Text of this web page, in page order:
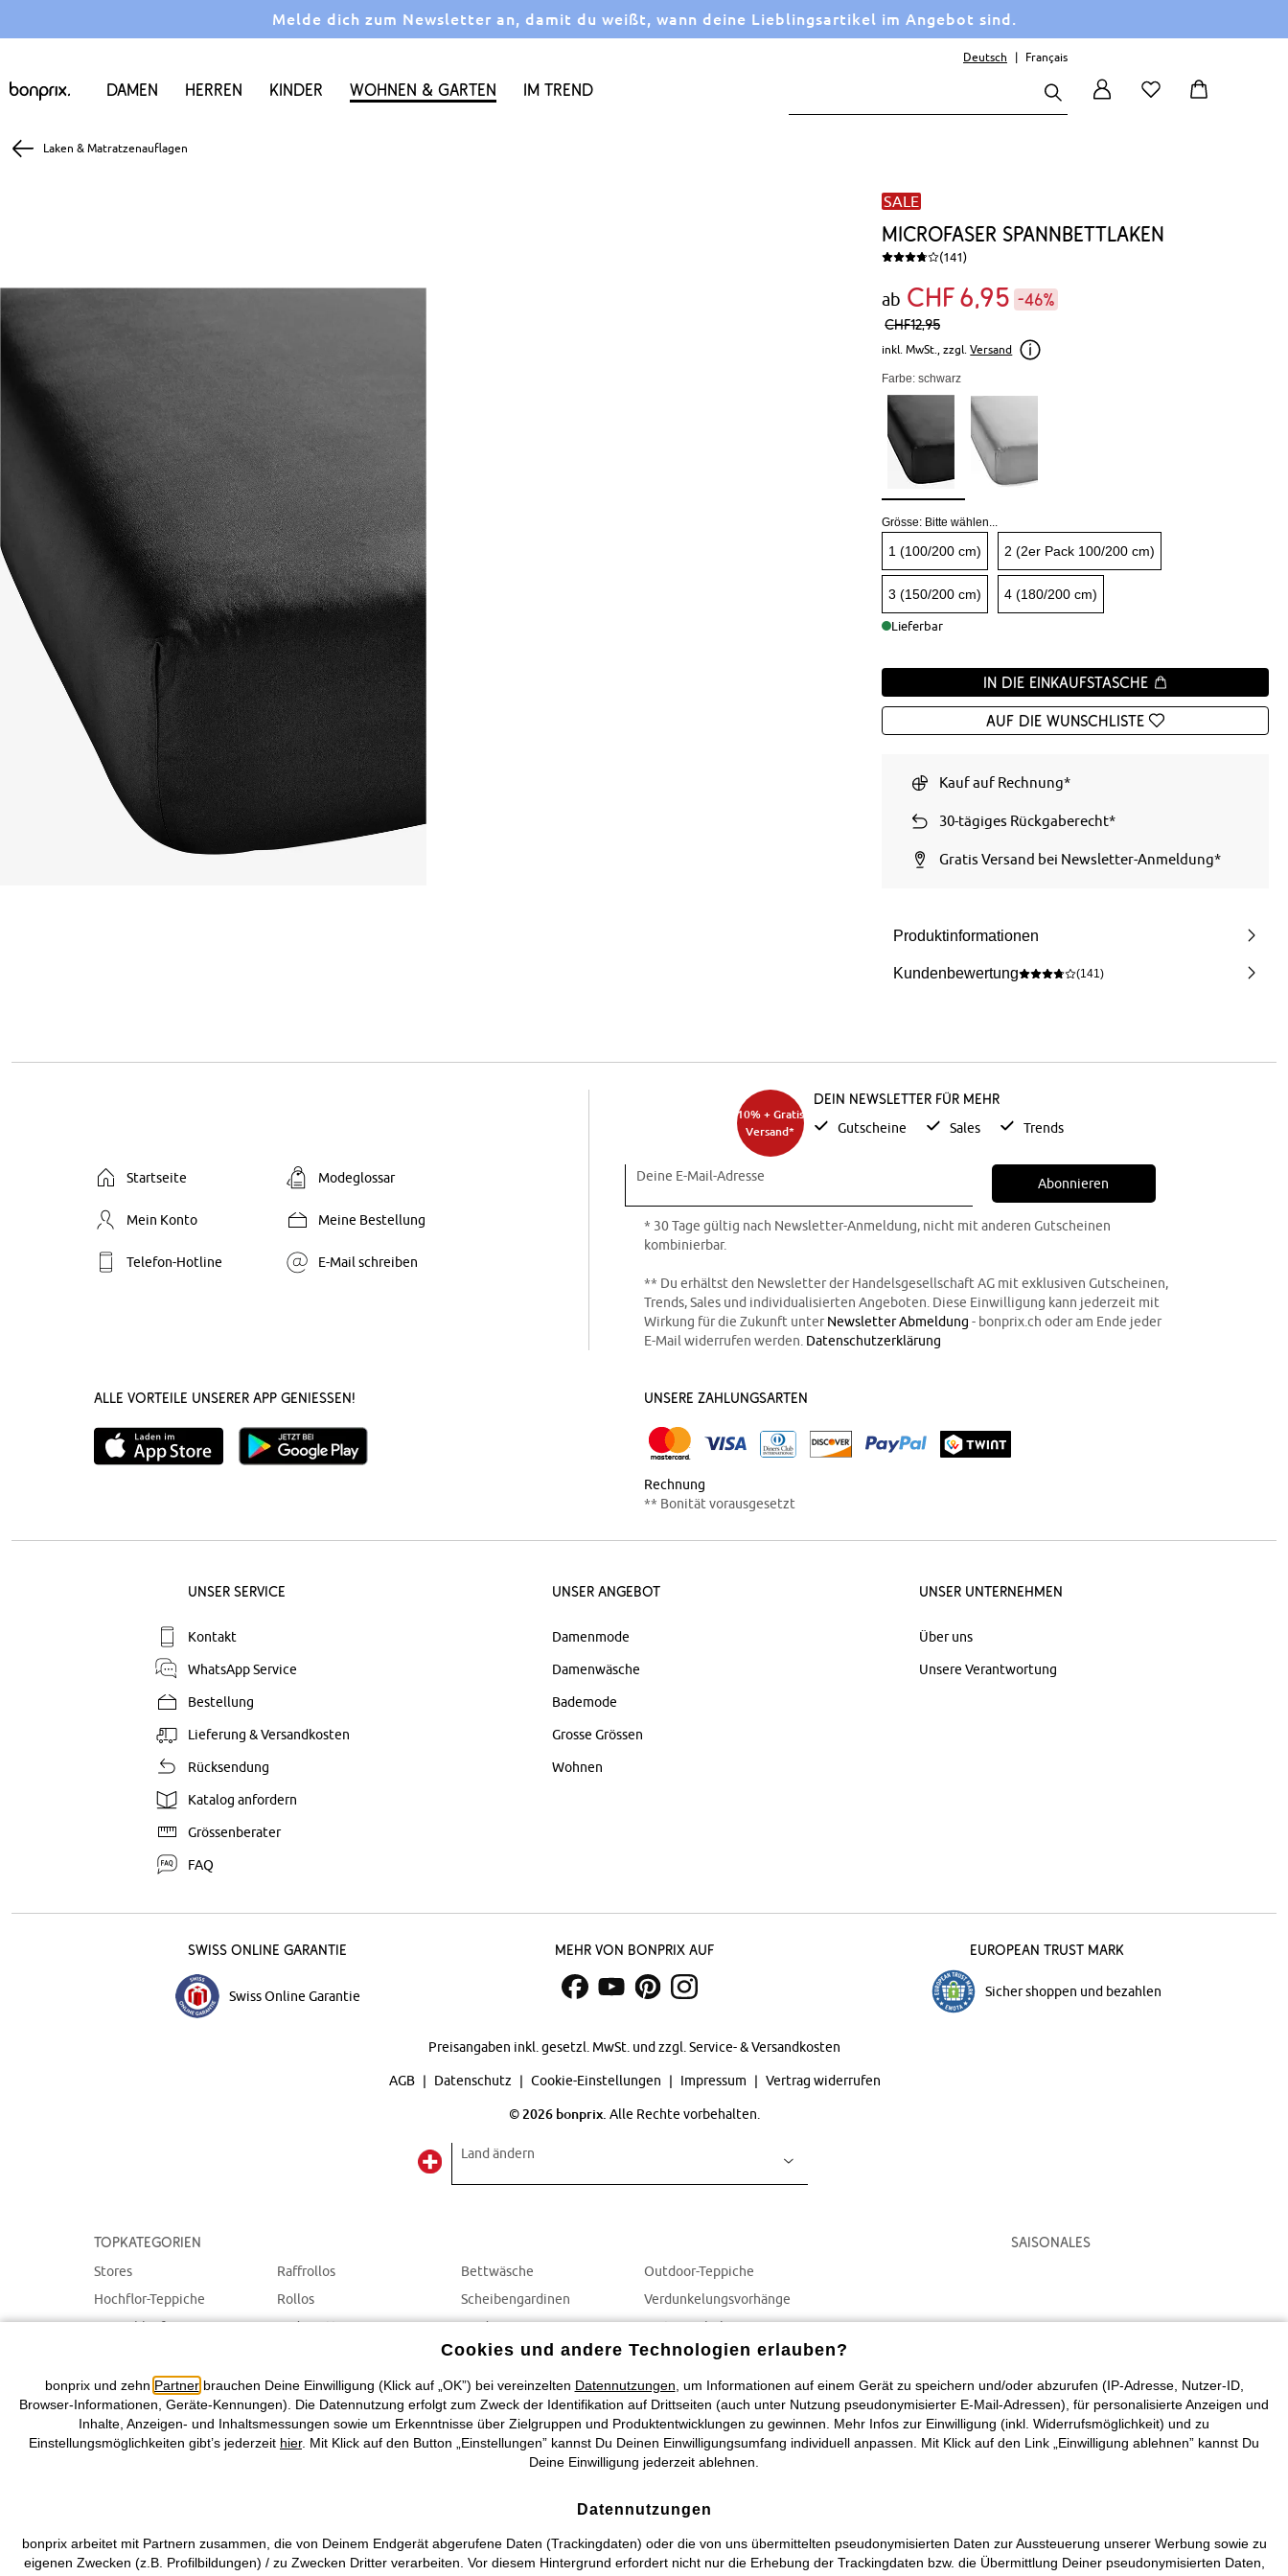
Melde dich zum Newsletter an, damit du weißt, wann deine Lieblingsartikel im Angebot sind.
Damen Herren Kinder Wohnen & Garten Im Trend
Deutsch Français
Laken & Matratzenauflagen
SALE
Microfaser Spannbettlaken
(141)
ab CHF6 95 -46%
CHF12,95
inkl. MwSt., zzgl. Versand
Farbe: schwarz
Grösse: Bitte wählen...
1 (100/200 cm) 2 (2er Pack 100/200 cm)
3 (150/200 cm) 4 (180/200 cm)
Lieferbar
In die Einkaufstasche
Auf die Wunschliste
Kauf auf Rechnung*
30-tägiges Rückgaberecht*
Gratis Versand bei Newsletter-Anmeldung*
Produktinformationen
Kundenbewertung (141)
Startseite Modeglossar
Mein Konto Meine Bestellung
Telefon-Hotline E-Mail schreiben
10% + Gratis
Versand*
Dein Newsletter für mehr
Gutscheine Sales Trends
Deine E-Mail-Adresse Abonnieren
* 30 Tage gültig nach Newsletter-Anmeldung, nicht mit anderen Gutscheinen
kombinierbar.
** Du erhältst den Newsletter der Handelsgesellschaft AG mit exklusiven Gutscheinen,
Trends, Sales und individualisierten Angeboten. Diese Einwilligung kann jederzeit mit
Wirkung für die Zukunft unterNewsletter Abmeldung - bonprix.ch oder am Ende jeder
E-Mail widerrufen werden. Datenschutzerklärung
Alle Vorteile unserer App genießen! Unsere Zahlungsarten
Rechnung
** Bonität vorausgesetzt
Unser Service
Kontakt
WhatsApp Service
Bestellung
Lieferung & Versandkosten
Rücksendung
Katalog anfordern
Grössenberater
FAQ
Unser Angebot
Damenmode
Damenwäsche
Bademode
Grosse Grössen
Wohnen
Unser Unternehmen
Über uns
Unsere Verantwortung
Swiss Online Garantie
Swiss Online Garantie
Mehr von bonprix auf European Trust Mark
Sicher shoppen und bezahlen
Preisangaben inkl. gesetzl. MwSt. und zzgl. Service- & Versandkosten
AGB Datenschutz Cookie-Einstellungen Impressum Vertrag widerrufen
© 2026 bonprix. Alle Rechte vorbehalten.
Land ändern
Topkategorien Saisonales
Stores
Hochflor-Teppiche
Teppichläufer
Tagesdecken & Plaids
Raffrollos
Rollos
Badematten
Schiebegardinen
Bettwäsche
Scheibengardinen
Gardinen
Vorhänge
Outdoor-Teppiche
Verdunkelungsvorhänge
Gartenmöbel
Balkonmöbel
Gartendeko
Cookies und andere Technologien erlauben?
bonprix und zehn Partnerbrauchen Deine Einwilligung (Klick auf „OK”) bei vereinzelten Datennutzungen , um Informationen auf einem Gerät zu speichern und/oder abzurufen (IP-Adresse, Nutzer-ID,
Browser-Informationen, Geräte-Kennungen). Die Datennutzung erfolgt zum Zweck der Identifikation auf Drittseiten (auch unter Nutzung pseudonymisierter E-Mail-Adressen), für personalisierte Anzeigen und
Inhalte, Anzeigen- und Inhaltsmessungen sowie um Erkenntnisse über Zielgruppen und Produktentwicklungen zu gewinnen. Mehr Infos zur Einwilligung (inkl. Widerrufsmöglichkeit) und zu
Einstellungsmöglichkeiten gibt’s jederzeit hier. Mit Klick auf den Button „Einstellungen” kannst Du Deinen Einwilligungsumfang individuell anpassen. Mit Klick auf den Link „Einwilligung ablehnen” kannst Du
Deine Einwilligung jederzeit ablehnen.
Datennutzungen
bonprix arbeitet mit Partnern zusammen, die von Deinem Endgerät abgerufene Daten (Trackingdaten) oder die von uns übermittelten pseudonymisierten Daten zur Aussteuerung unserer Werbung sowie zu
eigenen Zwecken (z.B. Profilbildungen) / zu Zwecken Dritter verarbeiten. Vor diesem Hintergrund erfordert nicht nur die Erhebung der Trackingdaten bzw. die Übermittlung Deiner pseudonymisierten Daten,